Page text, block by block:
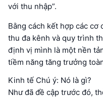
với thu nhập”.
Bằng cách kết hợp các
thu đa kênh và quy trình
định vị mình là một nền
tiềm năng tăng trưởng
Kinh tế Chú ý: Nó là gì?
Như đã đề cập trước đó,